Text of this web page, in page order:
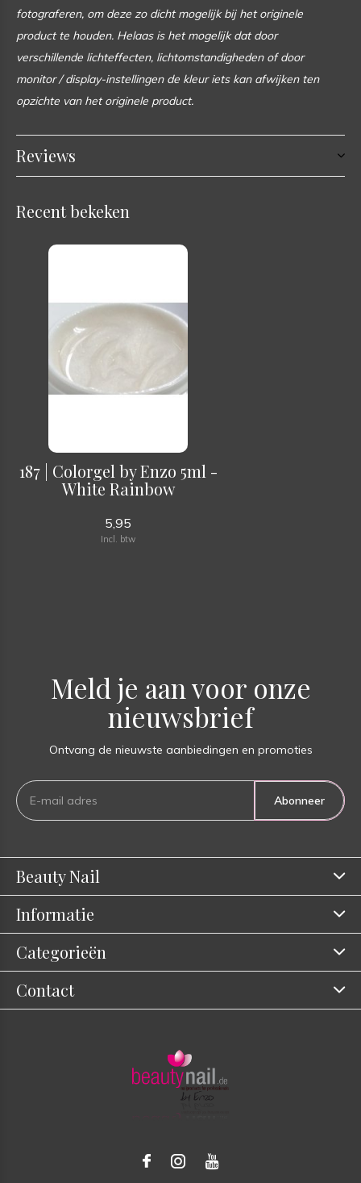
fotograferen, om deze zo dicht mogelijk bij het originele
product te houden. Helaas is het mogelijk dat door
verschillende lichteffecten, lichtomstandigheden of door
monitor / display-instellingen de kleur iets kan afwijken ten
opzichte van het originele product.
Reviews
Recent bekeken
187 | Colorgel by Enzo 5ml -
White Rainbow
5,95
Incl. btw
Meld je aan voor onze
nieuwsbrief
Ontvang de nieuwste aanbiedingen en promoties
Abonneer
Beauty Nail
Informatie
Categorieën
Contact